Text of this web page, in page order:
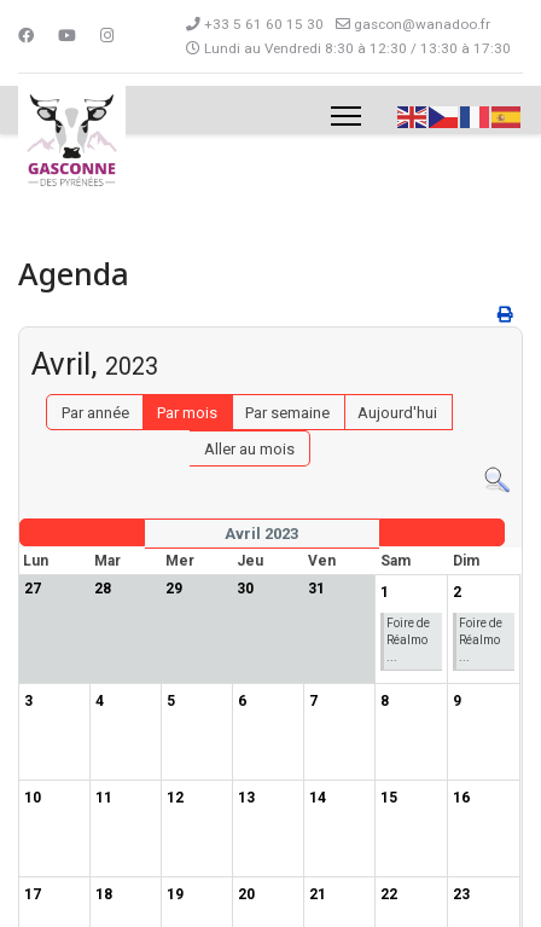
+33 5 61 60 15 30
gascon@wanadoo.fr
Lundi au Vendredi 8:30 à 12:30 / 13:30 à 17:30
Agenda
Avril, 2023
Par année Par mois Par semaine
Aujourd'hui
Aller au mois
Avril 2023
Lun Mar Mer Jeu Ven Sam
Dim
27
28 29 30 31 1
Foire de
Réalmo
2
Foire de
Réalmo
3 4 5 6 7 8 9
10 11 12 13 14 15 16
17 18 19 20 21 22 23